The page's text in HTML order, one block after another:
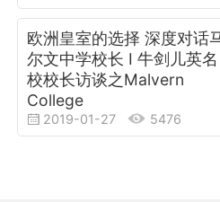
欧洲皇室的选择 深度对话
尔文中学校长 I 牛剑儿英名
校校长访谈之Malvern
College
2019-01-27 5476